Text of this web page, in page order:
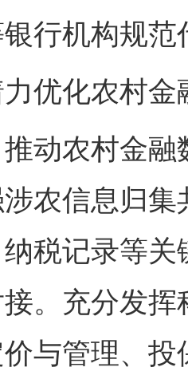
行机构规
化农村金
农村金融
农信息归
税记录等
。充分发挥
与管理、